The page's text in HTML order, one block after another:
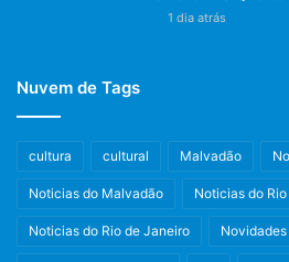
1 dia atrás
Nuvem de Tags
cultura cultural Malvadão
Noticias do Malvadão Noticias do Rio
Noticias do Rio de Janeiro